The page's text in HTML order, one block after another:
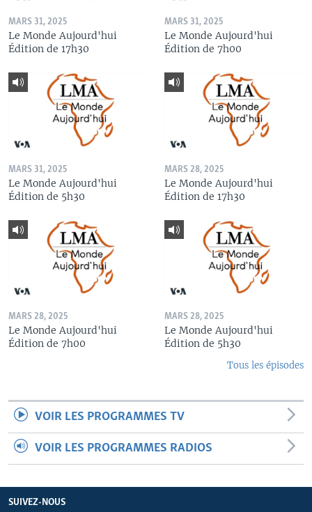
MARS 31, 2025
Le Monde Aujourd'hui
Édition de 17h30
MARS 31, 2025
Le Monde Aujourd'hui
Édition de 7h00
MARS 31, 2025
Le Monde Aujourd'hui
Édition de 5h30
MARS 28, 2025
Le Monde Aujourd'hui
Édition de 17h30
MARS 28, 2025
Le Monde Aujourd'hui
Édition de 7h00
MARS 28, 2025
Le Monde Aujourd'hui
Édition de 5h30
Tous les épisodes
VOIR LES PROGRAMMES TV
VOIR LES PROGRAMMES RADIOS
SUIVEZ-NOUS